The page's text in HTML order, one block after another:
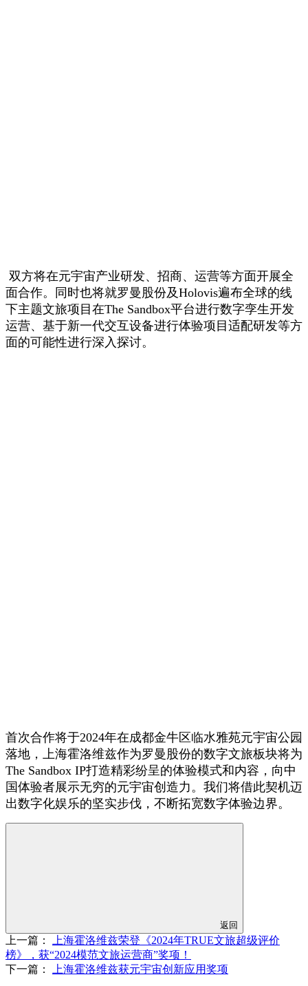
双方将在元宇宙产业研发、招商、运营等方面开展全
面合作。同时也将就罗曼股份及Holovis遍布全球的线
下主题文旅项目在The Sandbox平台进行数字孪生开发
运营、基于新一代交互设备进行体验项目适配研发等方
面的可能性进行深入探讨。
首次合作将于2024年在成都金牛区临水雅苑元宇宙公园
落地，上海霍洛维兹作为罗曼股份的数字文旅板块将为
The Sandbox IP打造精彩纷呈的体验模式和内容，向中
国体验者展示无穷的元宇宙创造力。我们将借此契机迈
出数字化娱乐的坚实步伐，不断拓宽数字体验边界。
返回
上一篇：
上海霍洛维兹荣登《2024年TRUE文旅超级评价
榜》，获“2024模范文旅运营商”奖项！
下一篇：
上海霍洛维兹获元宇宙创新应用奖项